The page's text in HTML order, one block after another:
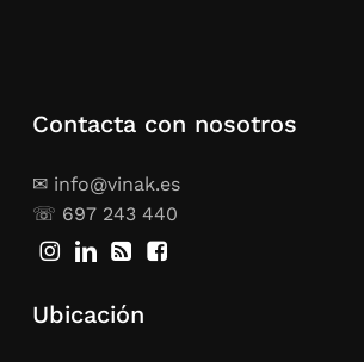
Contacta con nosotros
✉ info@vinak.es
☏ 697 243 440
Ubicación